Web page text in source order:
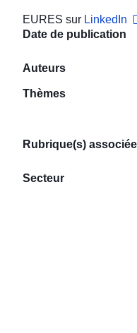
EURES sur LinkedIn
Date de publication
Auteurs
Thèmes
Rubrique(s)
Secteur